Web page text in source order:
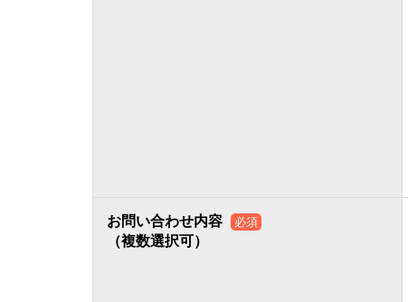
お問い合わせ内容 必須
（複数選択可）